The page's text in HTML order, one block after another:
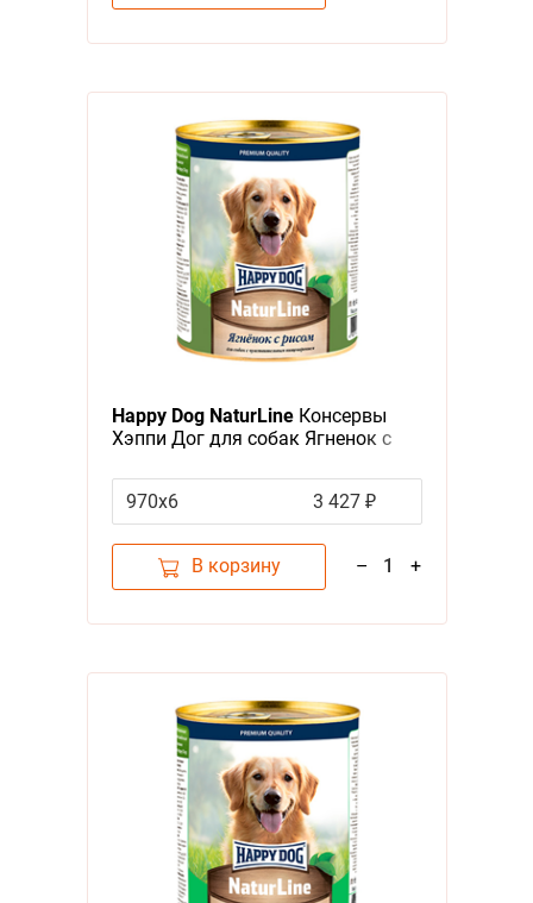
Happy Dog NaturLineКонсервы
Хэппи Дог для собак Ягненок с
970х6
3 427 ₽
В корзину – 1 +